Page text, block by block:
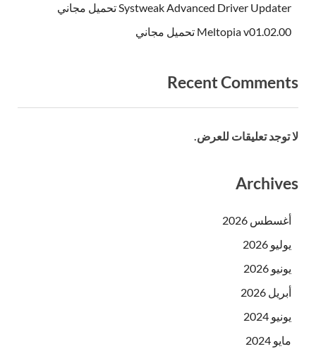
Systweak Advanced Driver Updater تحميل مجاني
Meltopia v01.02.00 تحميل مجاني
Recent Comments
لا توجد تعليقات للعرض.
Archives
أغسطس 2026
يوليو 2026
يونيو 2026
أبريل 2026
يونيو 2024
مايو 2024